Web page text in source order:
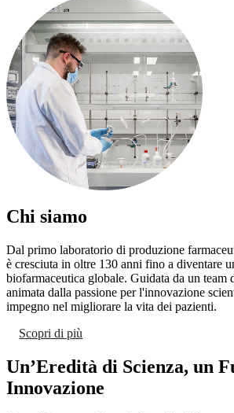
Chi siamo
Dal primo laboratorio di produzione
è cresciuta in oltre 130 anni fino a diventare
biofarmaceutica globale. Guidata da un team
animata dalla passione per l'innovazione
impegno nel migliorare la vita dei pazienti.
Scopri di più
Un’Eredità di Scienza, un
Innovazione